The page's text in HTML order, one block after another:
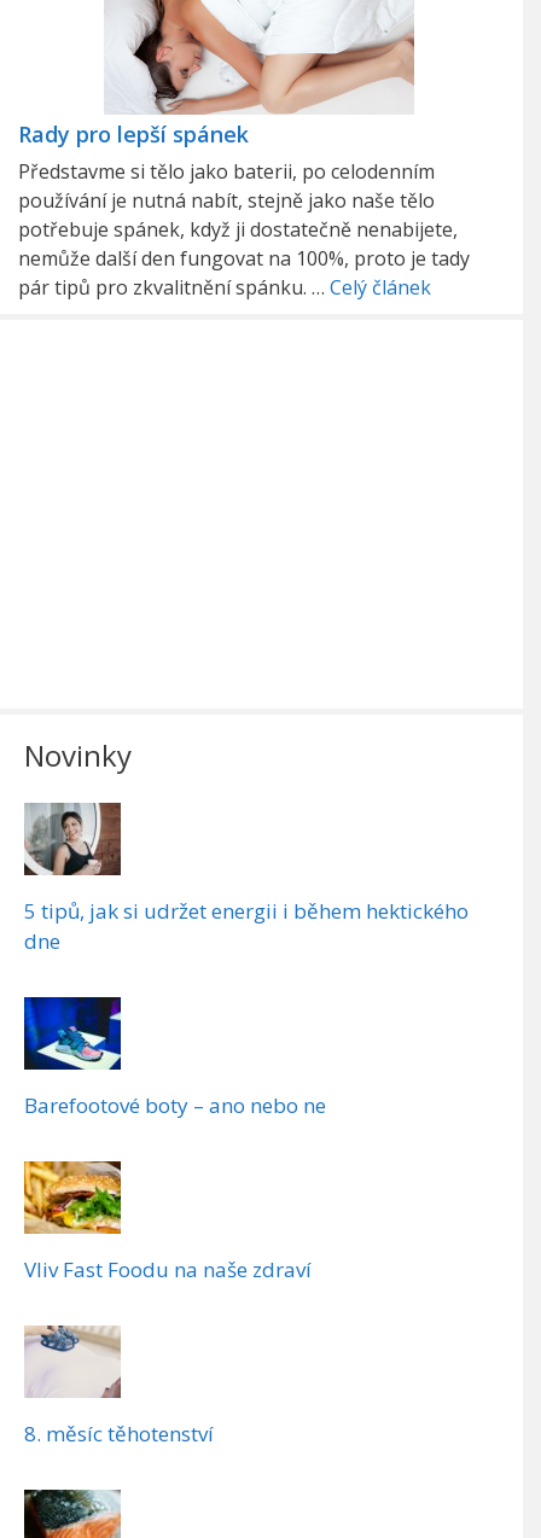
Rady pro lepší spánek
Představme si tělo jako baterii, po celodenním
používání je nutná nabít, stejně jako naše tělo
potřebuje spánek, když ji dostatečně nenabijete,
nemůže další den fungovat na 100%, proto je tady
pár tipů pro zkvalitnění spánku. … Celý článek
Novinky
5 tipů, jak si udržet energii i během hektického
dne
Barefootové boty – ano nebo ne
Vliv Fast Foodu na naše zdraví
8. měsíc těhotenství